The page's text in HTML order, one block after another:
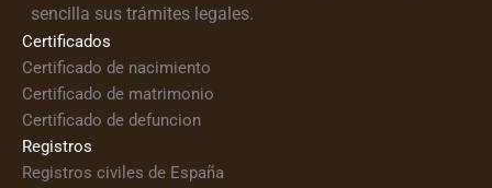
sencilla sus trámites legales.
Certificados
Certificado de nacimiento
Certificado de matrimonio
Certificado de defuncion
Registros
Registros civiles de España